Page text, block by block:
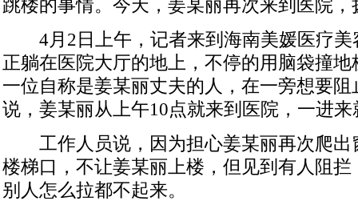
跳楼的事情。今天，姜某丽再次来到医院
4月2日上午，记者来到海南美媛医疗美
正躺在医院大厅的地上，不停的用脑袋撞
一位自称是姜某丽丈夫的人，在一旁想要
说，姜某丽从上午10点就来到医院，一进
工作人员说，因为担心姜某丽再次爬出
楼梯口，不让姜某丽上楼，但见到有人阻
别人怎么拉都不起来。